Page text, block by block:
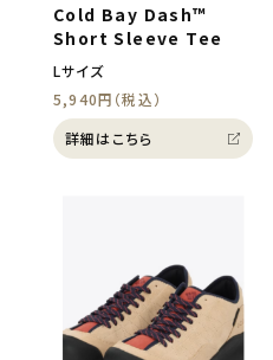
Cold Bay Dash™
Short Sleeve Tee
Lサイズ
5,940円（税込）
詳細はこちら